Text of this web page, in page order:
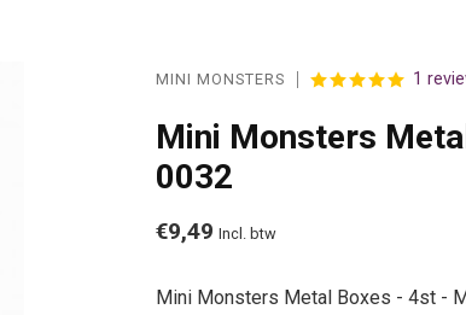
MINI MONSTERS 1
Mini Monsters
0032
€9,49 Incl. btw
Mini Monsters Metal Boxes - 4st -